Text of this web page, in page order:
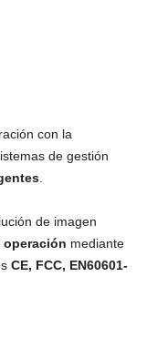
con la
de gestión
de imagen
mediante
CE, FCC, EN60601-